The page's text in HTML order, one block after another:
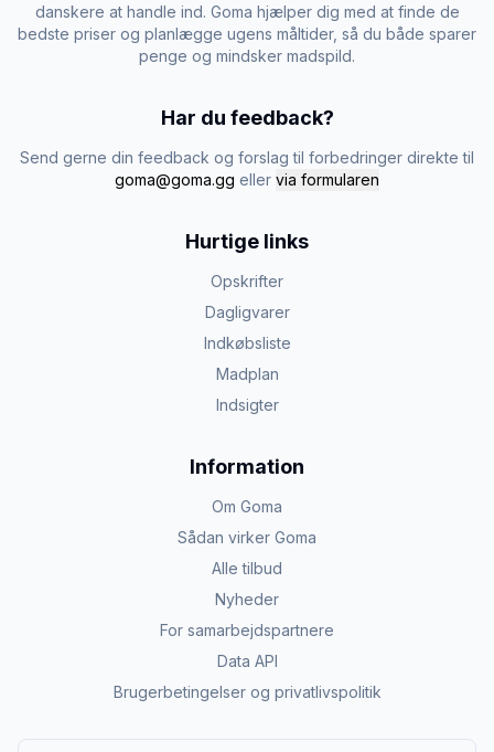
danskere at handle ind. Goma hjælper dig med at finde de
bedste priser og planlægge ugens måltider, så du både sparer
penge og mindsker madspild.
Har du feedback?
Send gerne din feedback og forslag til forbedringer direkte til
goma@goma.gg eller via formularen
Hurtige links
Opskrifter
Dagligvarer
Indkøbsliste
Madplan
Indsigter
Information
Om Goma
Sådan virker Goma
Alle tilbud
Nyheder
For samarbejdspartnere
Data API
Brugerbetingelser og privatlivspolitik